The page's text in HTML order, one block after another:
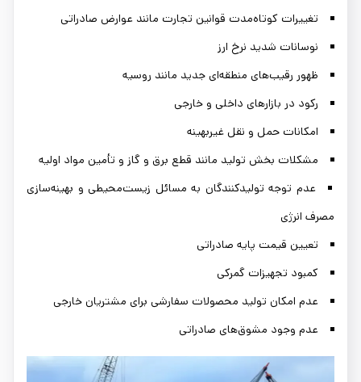
تغییرات کوتاه‌مدت قوانین تجارت مانند عوارض صادراتی
نوسانات شدید نرخ ارز
ظهور رقیب‌های منطقه‌ای جدید مانند روسیه
رکود در بازارهای داخلی و خارجی
امکانات حمل و نقل غیربهینه
مشکلات بخش تولید مانند قطع برق و گاز و تأمین مواد اولیه
عدم توجه تولیدکنندگان به مسائل زیست‌محیطی و بهینه‌سازی
مصرف انرژی
تعیین قیمت پایه صادراتی
کمبود تجهیزات گمرکی
عدم امکان تولید محصولات سفارشی برای مشتریان خارجی
عدم وجود مشوق‌های صادراتی